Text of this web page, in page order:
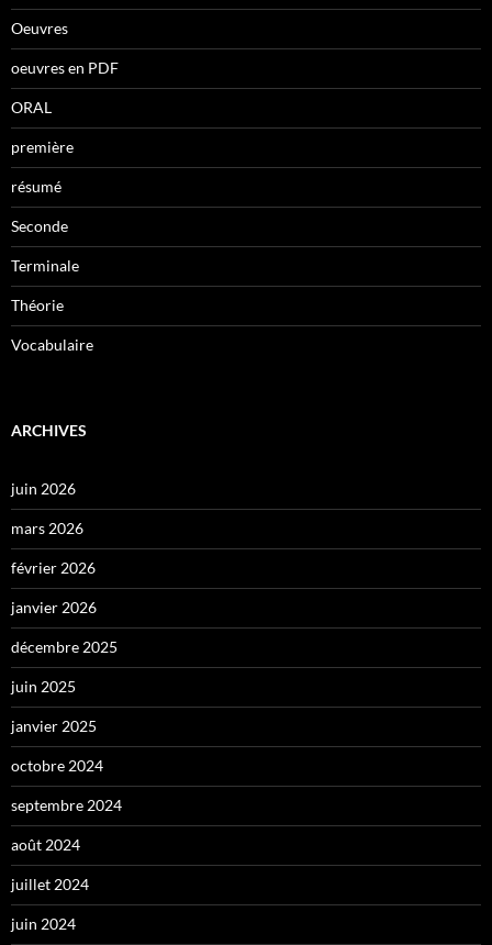
Oeuvres
oeuvres en PDF
ORAL
première
résumé
Seconde
Terminale
Théorie
Vocabulaire
ARCHIVES
juin 2026
mars 2026
février 2026
janvier 2026
décembre 2025
juin 2025
janvier 2025
octobre 2024
septembre 2024
août 2024
juillet 2024
juin 2024